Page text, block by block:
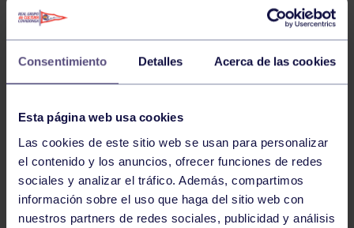
Consentimiento Detalles Acerca de las cookies
Esta página web usa cookies
Las cookies de este sitio web se usan para personalizar
el contenido y los anuncios, ofrecer funciones de redes
sociales y analizar el tráfico. Además, compartimos
información sobre el uso que haga del sitio web con
nuestros partners de redes sociales, publicidad y análisis
NOTICIAS RELACIONADAS